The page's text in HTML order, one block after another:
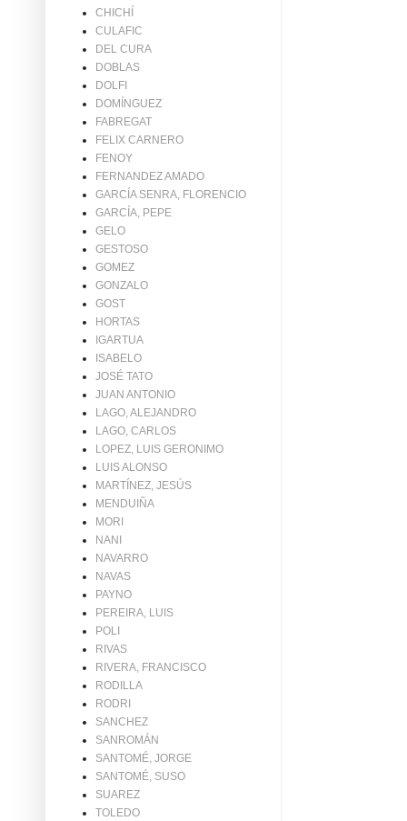
CHICHÍ
CULAFIC
DEL CURA
DOBLAS
DOLFI
DOMÍNGUEZ
FABREGAT
FELIX CARNERO
FENOY
FERNANDEZ AMADO
GARCÍA SENRA, FLORENCIO
GARCÍA, PEPE
GELO
GESTOSO
GOMEZ
GONZALO
GOST
HORTAS
IGARTUA
ISABELO
JOSÉ TATO
JUAN ANTONIO
LAGO, ALEJANDRO
LAGO, CARLOS
LOPEZ, LUIS GERONIMO
LUIS ALONSO
MARTÍNEZ, JESÚS
MENDUIÑA
MORI
NANI
NAVARRO
NAVAS
PAYNO
PEREIRA, LUIS
POLI
RIVAS
RIVERA, FRANCISCO
RODILLA
RODRI
SANCHEZ
SANROMÁN
SANTOMÉ, JORGE
SANTOMÉ, SUSO
SUAREZ
TOLEDO